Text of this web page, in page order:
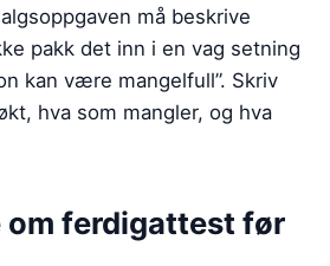
må beskrive
pakk det inn i en vag setning
kan være mangelfull”. Skriv
hva som mangler, og hva
om ferdigattest før